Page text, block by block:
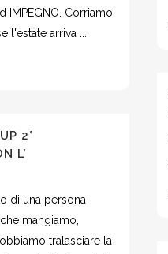
IMPEGNO. Corriamo
arriva ...
2°
L’
di una persona
mangiamo,
tralasciare la